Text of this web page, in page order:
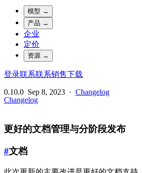
模型 →
产品 →
企业
定价
资源 →
登录联系联系销售下载
0.10.0 Sep 8, 2023 · Changelog
Changelog
更好的文档管理与分阶段发布
#文档